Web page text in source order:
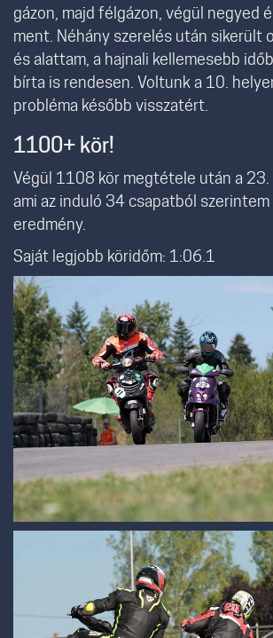
gázon, majd félgázon, végül negyed
ment. Néhány szerelés után sikerült
és alattam, a hajnali kellemesebb
bírta is rendesen. Voltunk a 10.
probléma később visszatért.
1100+ kör!
Végül 1108 kör megtétele után a 23.
ami az induló 34 csapatból
eredmény.
Saját legjobb köridőm: 1:06.1